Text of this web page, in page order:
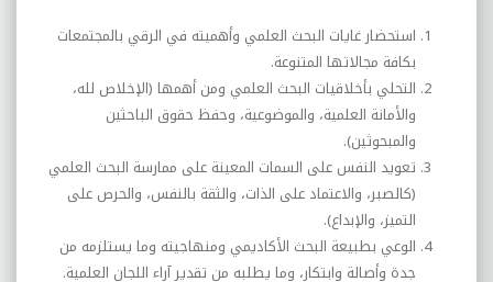
استحضار غايات البحث العلمي وأهميته في الرقي بالمجتمعات
بكافة مجالاتها المتنوعة.
التحلي بأخلاقيات البحث العلمي ومن أهمها (الإخلاص لله،
والأمانة العلمية، والموضوعية، وحفظ حقوق الباحثين
والمبحوثين).
تعويد النفس على السمات المعينة على ممارسة البحث العلمي
(كالصبر، والاعتماد على الذات، والثقة بالنفس، والحرص على
التميز، والإبداع).
الوعي بطبيعة البحث الأكاديمي ومنهاجيته وما يستلزمه من
جدة وأصالة وابتكار، وما يطلبه من تقدير آراء اللجان العلمية.